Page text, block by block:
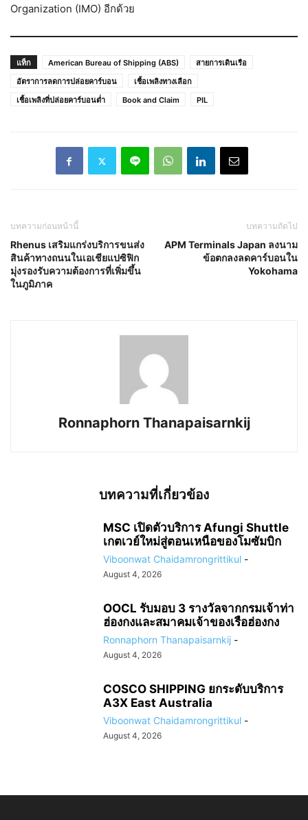
Organization (IMO) อีกด้วย
แท็ก American Bureau of Shipping (ABS)
สายการเดินเรือ
อัตราการลดการปล่อยคาร์บอน
เชื้อเพลิงทางเลือก
เชื้อเพลิงที่ปล่อยคาร์บอนต่ำ
Book and Claim PIL
บทความก่อนหน้านี้
Rhenus เสริมแกร่งบริการขนส่ง
สินค้าทางถนนในเอเชียแปซิฟิก
มุ่งรองรับความต้องการที่เพิ่มขึ้น
ในภูมิภาค
บทความถัดไป
APM Terminals Japan ลงนาม
ข้อตกลงลดคาร์บอนใน
Yokohama
Ronnaphorn Thanapaisarnkij
บทความที่เกี่ยวข้อง
MSC เปิดตัวบริการ Afungi Shuttle
เกตเวย์ใหม่สู่ตอนเหนือของโมซัมบิก
Viboonwat Chaidamrongrittikul -
August 4, 2026
OOCL รับมอบ 3 รางวัลจากกรมเจ้าท่า
ฮ่องกงและสมาคมเจ้าของเรือฮ่องกง
Ronnaphorn Thanapaisarnkij -
August 4, 2026
COSCO SHIPPING ยกระดับบริการ
A3X East Australia
Viboonwat Chaidamrongrittikul -
August 4, 2026